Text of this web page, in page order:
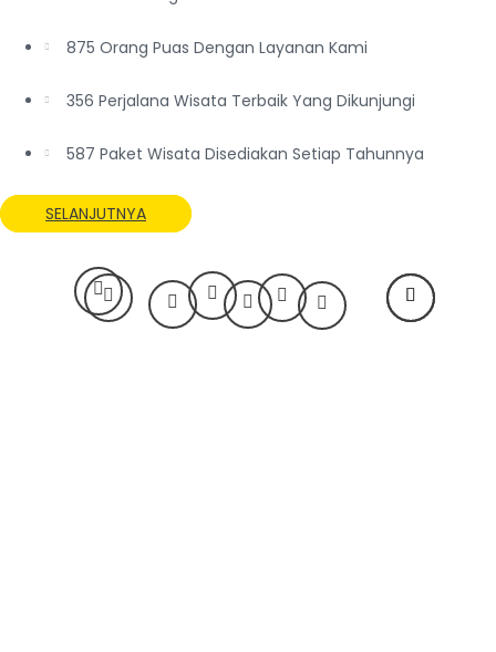
875 Orang Puas Dengan Layanan Kami
356 Perjalana Wisata Terbaik Yang Dikunjungi
587 Paket Wisata Disediakan Setiap Tahunnya
SELANJUTNYA